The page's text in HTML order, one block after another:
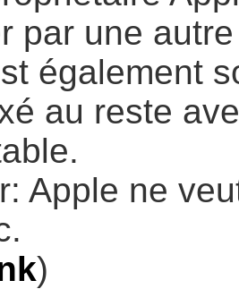
par une
également
au reste
Apple ne
)